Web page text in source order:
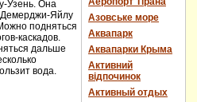
Узень. Она
Демерджи-Яйлу
подняться
каскадов.
дальше
вода.
Азовське море
Аквапарк
Аквапарки Крыма
Активний
відпочинок
Активный отдых